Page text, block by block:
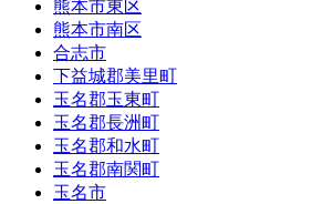
熊本市東区
熊本市南区
合志市
下益城郡美里町
玉名郡玉東町
玉名郡長洲町
玉名郡和水町
玉名郡南関町
玉名市